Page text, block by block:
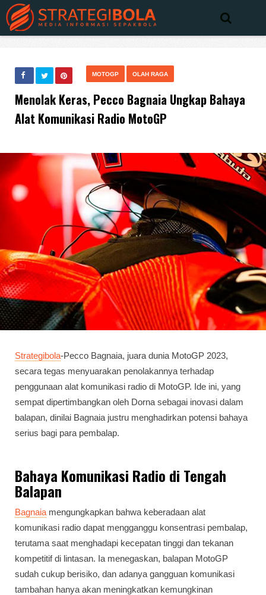
MOTOGP OLAH RAGA
Menolak Keras, Pecco Bagnaia Ungkap Bahaya
Alat Komunikasi Radio MotoGP
Strategibola-Pecco Bagnaia, juara dunia MotoGP 2023,
secara tegas menyuarakan penolakannya terhadap
penggunaan alat komunikasi radio di MotoGP. Ide ini, yang
sempat dipertimbangkan oleh Dorna sebagai inovasi dalam
balapan, dinilai Bagnaia justru menghadirkan potensi bahaya
serius bagi para pembalap.
Bahaya Komunikasi Radio di Tengah
Balapan
Bagnaia mengungkapkan bahwa keberadaan alat
komunikasi radio dapat mengganggu konsentrasi pembalap,
terutama saat menghadapi kecepatan tinggi dan tekanan
kompetitif di lintasan. Ia menegaskan, balapan MotoGP
sudah cukup berisiko, dan adanya gangguan komunikasi
tambahan hanya akan meningkatkan kemungkinan